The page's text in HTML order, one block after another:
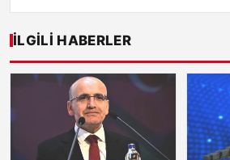
İLGILI HABERLER